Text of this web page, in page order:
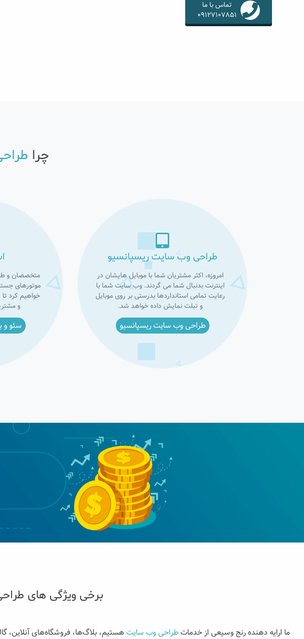
تماس با ما
09127107851
چرا
طراحی وب سایت ریسپانسیو
امروزه، اکثر مشتریان شما با موبایل هایشان در
اینترنت بدنبال شما می گردند. وب سایت شما با
رعایت تمامی استانداردها بدرستی بر روی موبایل
و تبلت نمایش داده خواهد شد.
طراحی وب سایت ریسپانسیو
متخصصان و
موتورهای
خواهیم کرد
و
سئو و
برخی ویژگی های
ما ارايه دهنده رنج وسیعی از خدماتطراحی وب سایت هستیم، بلاگ‌ها، فروشگاه‌های آنلاین،